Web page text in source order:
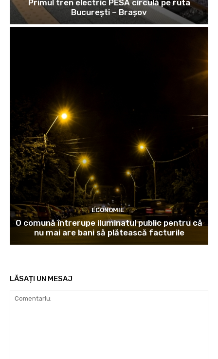
Primul tren electric PESA circulă pe ruta
București – Brașov
ECONOMIE
O comună întrerupe iluminatul public pentru că
nu mai are bani să plătească facturile
LĂSAȚI UN MESAJ